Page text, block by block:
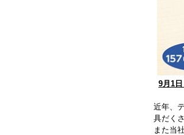
9月1
近年、
具だく
また当